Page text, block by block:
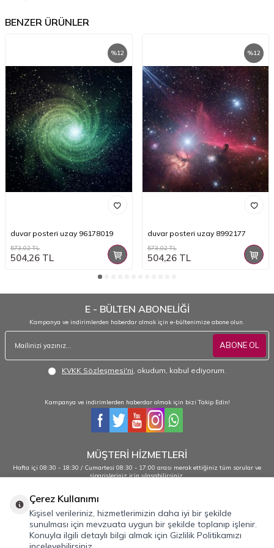
BENZER ÜRÜNLER
%12
duvar posteri uzay 96178019
573,02TL
504,26 TL
%12
duvar posteri uzay 8992177
573,02TL
504,26TL
E - BÜLTEN ABONELİĞİ
Kampanya ve indirimlerden haberdar olmak için e-bültenimize abone olun.
ABONE OL
KVKK Sözleşmesi'ni , okudum, kabul ediyorum.
Kampanya ve indirimlerden haberdar olmak için bizi Takip Edin!
MÜŞTERİ HİZMETLERİ
Hafta içi 08:30 - 18:30 / Cumartesi 08:30 - 17:00 arası merak ettiğiniz tüm sorular ve
siparişleriniz için ulaşabilirsiniz.
0232 484 38 44 - 0533 330 88 95
Önemli Bilgiler
Çerez Kullanımı
Kişisel verileriniz, hizmetlerimizin daha iyi bir şekilde
sunulması için mevzuata uygun bir şekilde toplanıp işlenir.
Konuyla ilgili detaylı bilgi almak için Gizlilik Politikamızı